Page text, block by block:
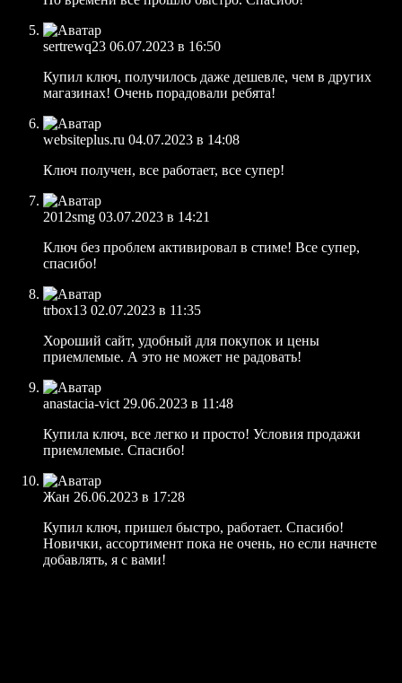
sertrewq23 06.07.2023 в 16:50
Купил ключ, получилось даже дешевле, чем в других
магазинах! Очень порадовали ребята!
websiteplus.ru 04.07.2023 в 14:08
Ключ получен, все работает, все супер!
2012smg 03.07.2023 в 14:21
Ключ без проблем активировал в стиме! Все супер,
спасибо!
trbox13 02.07.2023 в 11:35
Хороший сайт, удобный для покупок и цены
приемлемые. А это не может не радовать!
anastacia-vict 29.06.2023 в 11:48
Купила ключ, все легко и просто! Условия продажи
приемлемые. Спасибо!
Жан 26.06.2023 в 17:28
Купил ключ, пришел быстро, работает. Спасибо!
Новички, ассортимент пока не очень, но если начнете
добавлять, я с вами!